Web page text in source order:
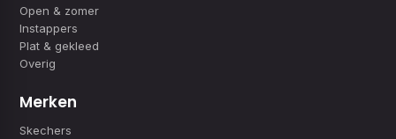
Open & zomer
Instappers
Plat & gekleed
Overig
Merken
Skechers